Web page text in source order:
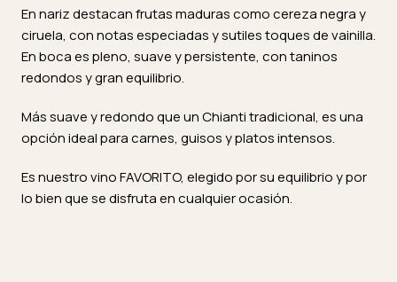
En nariz destacan frutas maduras como cereza negra y
ciruela, con notas especiadas y sutiles toques de vainilla.
En boca es pleno, suave y persistente, con taninos
redondos y gran equilibrio.
Más suave y redondo que un Chianti tradicional, es una
opción ideal para carnes, guisos y platos intensos.
Es nuestro vino FAVORITO, elegido por su equilibrio y por
lo bien que se disfruta en cualquier ocasión.